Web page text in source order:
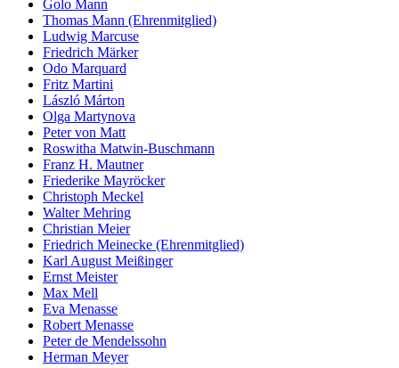
Golo Mann
Thomas Mann (Ehrenmitglied)
Ludwig Marcuse
Friedrich Märker
Odo Marquard
Fritz Martini
László Márton
Olga Martynova
Peter von Matt
Roswitha Matwin-Buschmann
Franz H. Mautner
Friederike Mayröcker
Christoph Meckel
Walter Mehring
Christian Meier
Friedrich Meinecke (Ehrenmitglied)
Karl August Meißinger
Ernst Meister
Max Mell
Eva Menasse
Robert Menasse
Peter de Mendelssohn
Herman Meyer